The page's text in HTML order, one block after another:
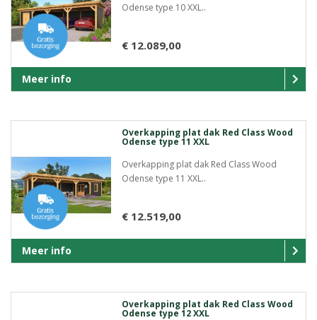
Odense type 10 XXL..
€ 12.089,00
Meer info
Overkapping plat dak Red Class Wood
Odense type 11 XXL
Overkapping plat dak Red Class Wood
Odense type 11 XXL..
€ 12.519,00
Meer info
Overkapping plat dak Red Class Wood
Odense type 12 XXL